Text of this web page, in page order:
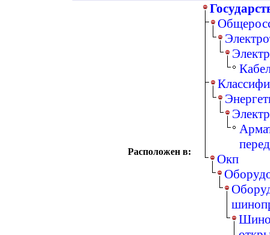
Расположен в:
Окп